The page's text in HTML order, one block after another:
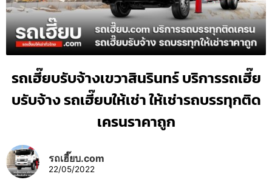
รถเฮี๊ยบรับจ้างเขวาสินรินทร์ บริการรถเฮี๊ย
บรับจ้าง รถเฮี๊ยบให้เช่า ให้เช่ารถบรรทุกติด
เครนราคาถูก
รถเฮี๊ยบ.com
22/05/2022